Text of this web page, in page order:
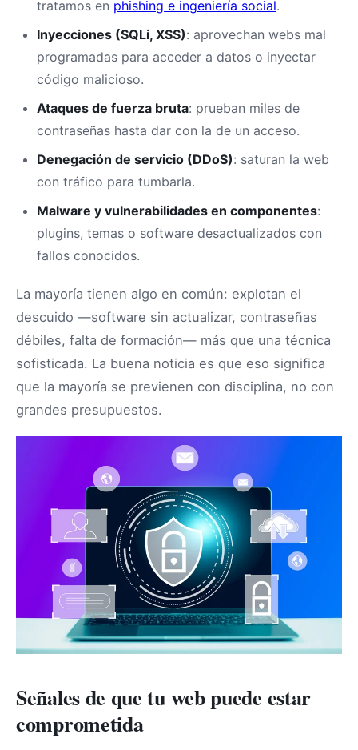
tratamos en phishing e ingeniería social.
Inyecciones (SQLi, XSS): aprovechan webs mal
programadas para acceder a datos o inyectar
código malicioso.
Ataques de fuerza bruta: prueban miles de
contraseñas hasta dar con la de un acceso.
Denegación de servicio (DDoS): saturan la web
con tráfico para tumbarla.
Malware y vulnerabilidades en componentes:
plugins, temas o software desactualizados con
fallos conocidos.
La mayoría tienen algo en común: explotan el
descuido —software sin actualizar, contraseñas
débiles, falta de formación— más que una técnica
sofisticada. La buena noticia es que eso significa
que la mayoría se previenen con disciplina, no con
grandes presupuestos.
Señales de que tu web puede estar
comprometida